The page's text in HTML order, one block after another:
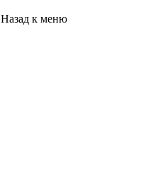
Назад к меню